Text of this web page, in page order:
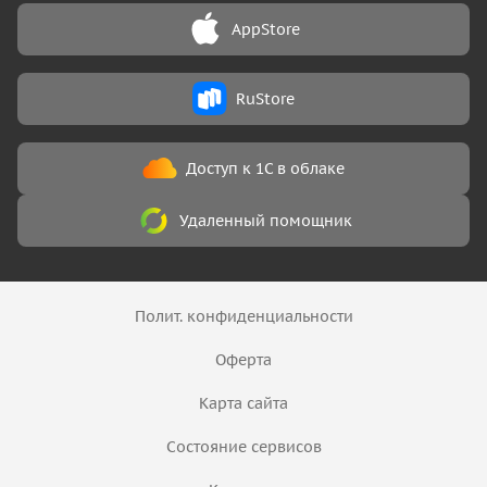
Доступ к 1С в облаке
Удаленный помощник
AppStore
RuStore
Полит. конфиденциальности
Оферта
Карта сайта
Состояние сервисов